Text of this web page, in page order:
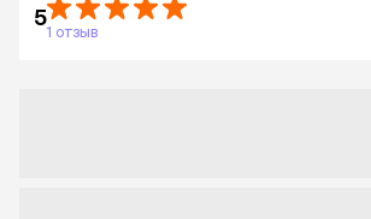
5
1 отзыв